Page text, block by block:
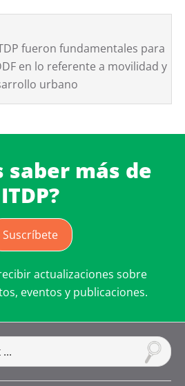
fueron fundamentales para
en lo referente a movilidad y
urbano
saber más de
ITDP?
Suscríbete
actualizaciones sobre
eventos y publicaciones.